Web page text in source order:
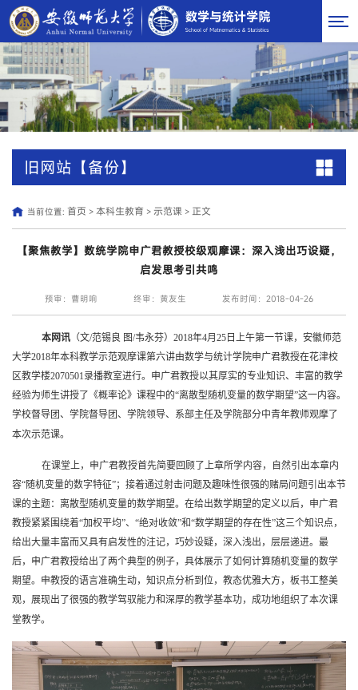
旧网站【备份】
当前位置: 首页 > 本科生教育 > 示范课> 正文
【聚焦教学】数统学院申广君教授校级观摩课：深入浅出巧设疑，
启发思考引共鸣
预审：曹明响 终审：黄友生 发布时间：2018-04-26
本网讯 （文/范锡良 图/韦永芬）2018年4月25 日
上午第一节课，安徽师范
大学2018年本科教学示范观摩课第六讲由数学与统计学院申广君教授在花津校
区教学楼2070501录播教室进行。申广君教授以其厚实的专业知识、丰富的教学
经验为师生讲授了《概率论》课程中的“离散型随机变量的数学期望”这一内容。
学校督导团、学院督导团、学院领导、系部主任及学院部分中青年教师观摩了
本次示范课。
在课堂上，申广君教授首先简要回顾了上章所学内容，自然引出本章内
容“随机变量的数字特征”；接着通过射击问题及趣味性很强的赌局问题引出本节
课的主题：离散型随机变量的数学期望。在给出数学期望的定义以后，申广君
教授紧紧围绕着“加权平均”、“绝对收敛”和“数学期望的存在性”这三个知识点，
给出大量丰富而又具有启发性的注记，巧妙设疑，深入浅出，层层递进。最
后，申广君教授给出了两个典型的例子，具体展示了如何计算随机变量的数学
期望。申教授的语言准确生动，知识点分析到位，教态优雅大方，板书工整美
观，展现出了很强的教学驾驭能力和深厚的教学基本功，成功地组织了本次课
堂教学。